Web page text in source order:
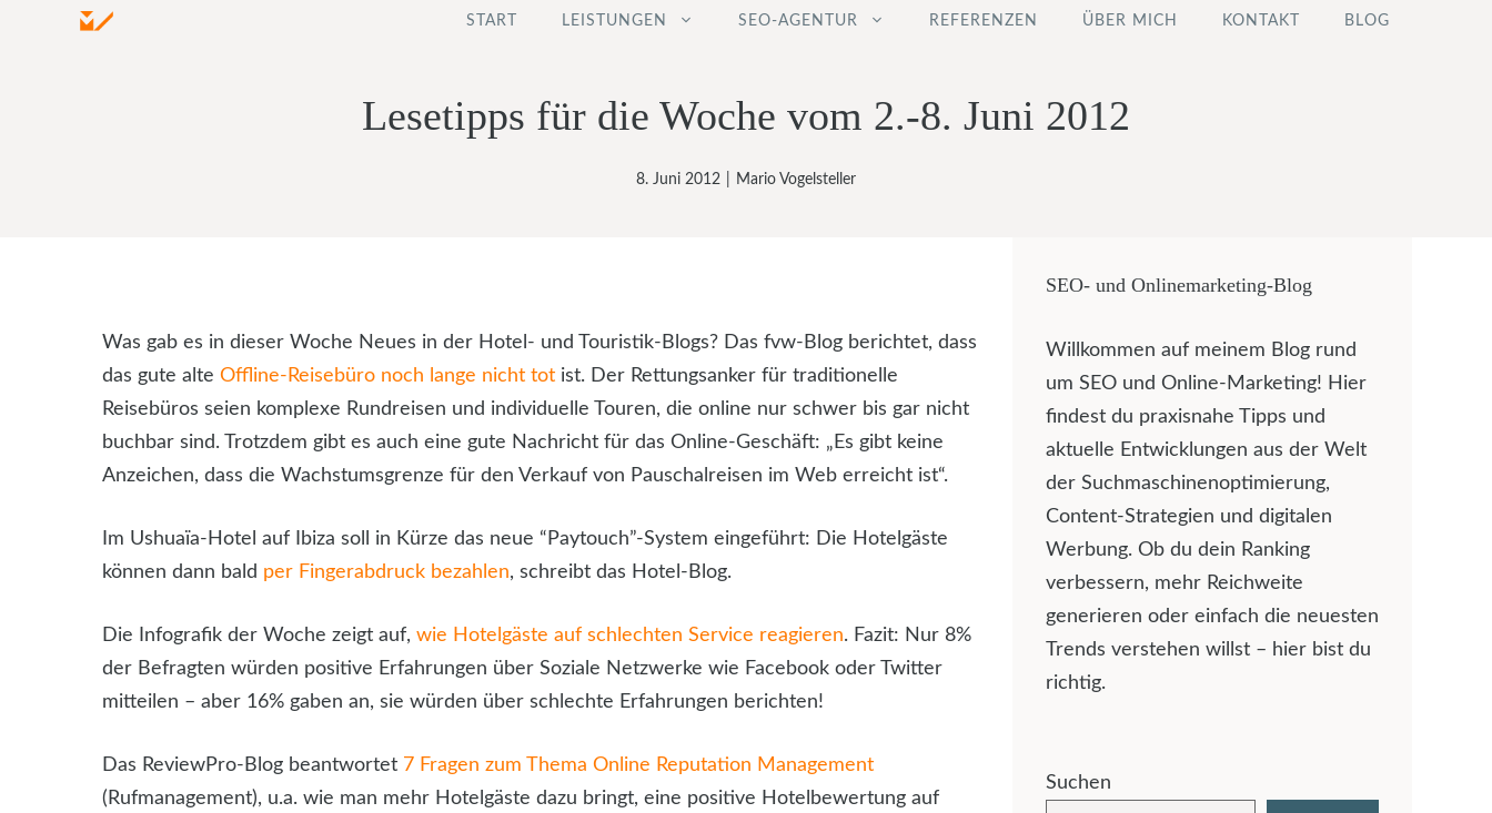
START LEISTUNGEN SEO-AGENTUR REFERENZEN ÜBER MICH KONTAKT BLOG
Lesetipps für die Woche vom 2.-8. Juni 2012
8. Juni 2012 Mario Vogelsteller
Was gab es in dieser Woche Neues in der Hotel- und Touristik-Blogs? Das fvw-Blog berichtet, dass
das gute alte Offline-Reisebüro noch lange nicht tot ist. Der Rettungsanker für traditionelle
Reisebüros seien komplexe Rundreisen und individuelle Touren, die online nur schwer bis gar nicht
buchbar sind. Trotzdem gibt es auch eine gute Nachricht für das Online-Geschäft: „Es gibt keine
Anzeichen, dass die Wachstumsgrenze für den Verkauf von Pauschalreisen im Web erreicht ist“.
Im Ushuaïa-Hotel auf Ibiza soll in Kürze das neue “Paytouch”-System eingeführt: Die Hotelgäste
können dann bald per Fingerabdruck bezahlen, schreibt das Hotel-Blog.
Die Infografik der Woche zeigt auf, wie Hotelgäste auf schlechten Service reagieren. Fazit: Nur 8%
der Befragten würden positive Erfahrungen über Soziale Netzwerke wie Facebook oder Twitter
mitteilen – aber 16% gaben an, sie würden über schlechte Erfahrungen berichten!
Das ReviewPro-Blog beantwortet 7 Fragen zum Thema Online Reputation Management
(Rufmanagement), u.a. wie man mehr Hotelgäste dazu bringt, eine positive Hotelbewertung auf
SEO- und Onlinemarketing-Blog
Willkommen auf meinem Blog rund
um SEO und Online-Marketing! Hier
findest du praxisnahe Tipps und
aktuelle Entwicklungen aus der Welt
der Suchmaschinenoptimierung,
Content-Strategien und digitalen
Werbung. Ob du dein Ranking
verbessern, mehr Reichweite
generieren oder einfach die neuesten
Trends verstehen willst – hier bist du
richtig.
Suchen